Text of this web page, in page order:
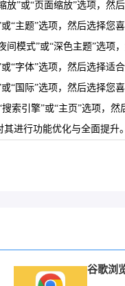
”或“页面缩放”选项，然
“主题”选项，然后选择您喜
模式”或“深色主题”选项
“字体”选项，然后选择适合
“国际”选项，然后选择您喜
索引擎”或“主页”选项，然
进行功能优化与全面提